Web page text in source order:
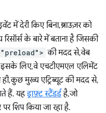
में देरी किए बिना, ब्राउज़र को
के बारे में बताना है जिसकी
की मदद से, वेब
लिए, वे एचटीएमएल एलिमेंट
कुछ मुख्य एट्रिब्यूट की मदद से,
हैं. यहड्राफ़्ट स्टैंडर्डहै, जो
शिप किया जा रहा है.